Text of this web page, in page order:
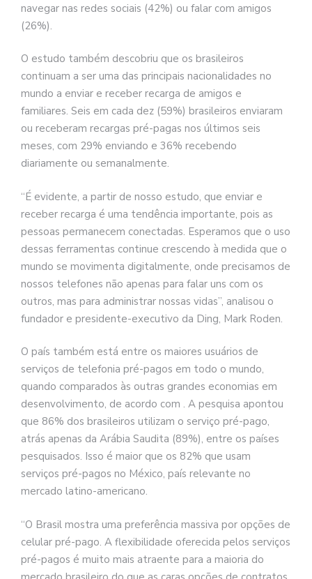
navegar nas redes sociais (42%) ou falar com amigos
(26%).
O estudo também descobriu que os brasileiros
continuam a ser uma das principais nacionalidades no
mundo a enviar e receber recarga de amigos e
familiares. Seis em cada dez (59%) brasileiros enviaram
ou receberam recargas pré-pagas nos últimos seis
meses, com 29% enviando e 36% recebendo
diariamente ou semanalmente.
“É evidente, a partir de nosso estudo, que enviar e
receber recarga é uma tendência importante, pois as
pessoas permanecem conectadas. Esperamos que o uso
dessas ferramentas continue crescendo à medida que o
mundo se movimenta digitalmente, onde precisamos de
nossos telefones não apenas para falar uns com os
outros, mas para administrar nossas vidas”, analisou o
fundador e presidente-executivo da Ding, Mark Roden.
O país também está entre os maiores usuários de
serviços de telefonia pré-pagos em todo o mundo,
quando comparados às outras grandes economias em
desenvolvimento, de acordo com . A pesquisa apontou
que 86% dos brasileiros utilizam o serviço pré-pago,
atrás apenas da Arábia Saudita (89%), entre os países
pesquisados. Isso é maior que os 82% que usam
serviços pré-pagos no México, país relevante no
mercado latino-americano.
“O Brasil mostra uma preferência massiva por opções de
celular pré-pago. A flexibilidade oferecida pelos serviços
pré-pagos é muito mais atraente para a maioria do